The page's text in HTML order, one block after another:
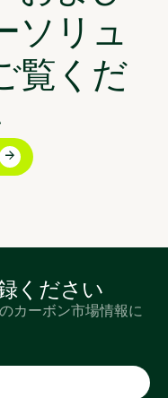
ソリュ
覧くだ
ください
カーボン市場情報に